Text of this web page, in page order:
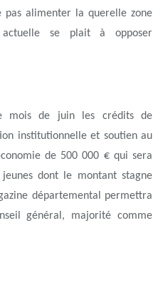
pas alimenter la querelle zone
se plait à opposer
mois de juin les crédits de
institutionnelle et soutien au
de 500 000 € qui sera
jeunes dont le montant stagne
départemental permettra
général, majorité comme